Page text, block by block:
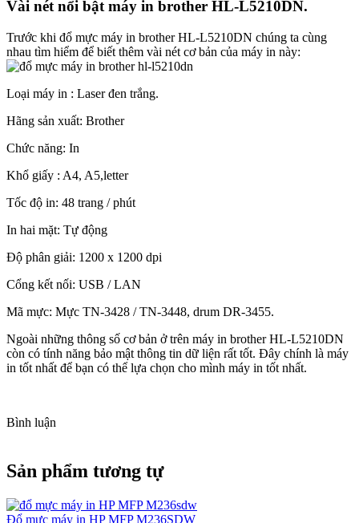
Vài nét nổi bật máy in brother HL-L5210DN.
Trước khi đổ mực máy in brother HL-L5210DN chúng ta cùng
nhau tìm hiểm để biết thêm vài nét cơ bản của máy in này:
Loại máy in : Laser đen trắng.
Hãng sản xuất: Brother
Chức năng: In
Khổ giấy : A4, A5,letter
Tốc độ in: 48 trang / phút
In hai mặt: Tự động
Độ phân giải: 1200 x 1200 dpi
Cổng kết nối: USB / LAN
Mã mực: Mực TN-3428 / TN-3448, drum DR-3455.
Ngoài những thông số cơ bản ở trên máy in brother HL-L5210DN
còn có tính năng bảo mật thông tin dữ liện rất tốt. Đây chính là máy
in tốt nhất để bạn có thể lựa chọn cho mình máy in tốt nhất.
Bình luận
Sản phẩm tương tự
Đổ mực máy in HP MFP M236SDW